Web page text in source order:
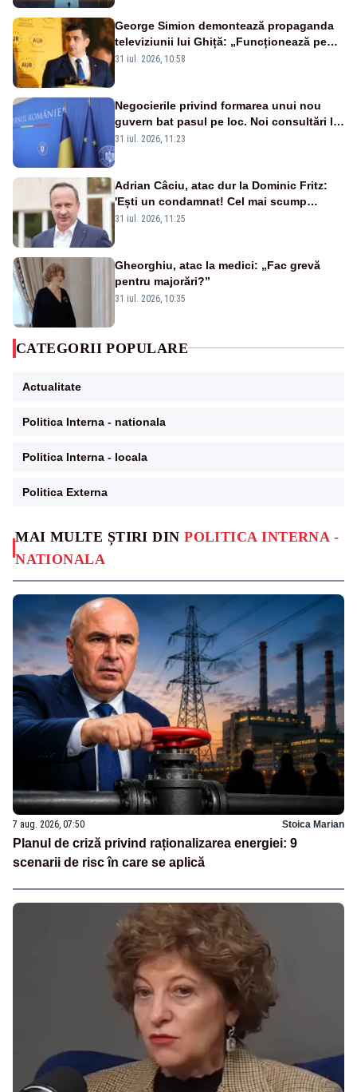
MAI MULTE ȘTIRI DINPOLITICA INTERNA -
NATIONALA
7 aug. 2026, 07:50 Stoica Marian
Planul de criză privind raționalizarea energiei: 9
scenarii de risc în care se aplică
George Simion demontează propaganda
televiziunii lui Ghiță: „Funcționează pe
miliarde luate de la români”
31 iul. 2026, 10:58
Negocierile privind formarea unui nou
guvern bat pasul pe loc. Noi consultări la
Cotroceni, așteptate după mijlocul lunii
31 iul. 2026, 11:23
Adrian Câciu, atac dur la Dominic Fritz:
'Ești un condamnat! Cel mai scump
condamnat din istorie!'
31 iul. 2026, 11:25
Gheorghiu, atac la medici: „Fac grevă
pentru majorări?”
31 iul. 2026, 10:35
CATEGORII POPULARE
Actualitate
Politica Interna - nationala
Politica Interna - locala
Politica Externa